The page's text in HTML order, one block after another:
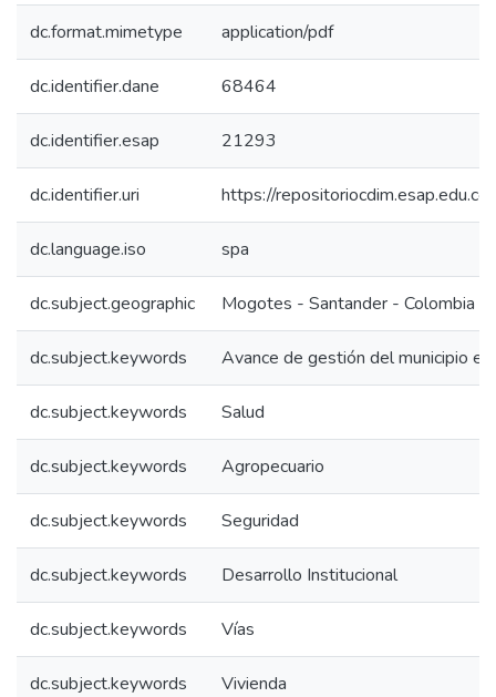
dc.format.mimetype application/pdf
dc.identifier.dane 68464
dc.identifier.esap 21293
dc.identifier.uri https://
dc.language.iso spa
dc.subject.geographic Mogotes - Santander - Colombia
dc.subject.keywords Avance de gestión del municipio
dc.subject.keywords Salud
dc.subject.keywords Agropecuario
dc.subject.keywords Seguridad
dc.subject.keywords Desarrollo Institucional
dc.subject.keywords Vías
dc.subject.keywords Vivienda